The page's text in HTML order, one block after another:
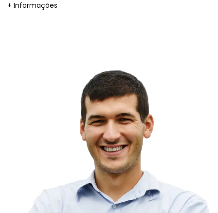
+ Informações